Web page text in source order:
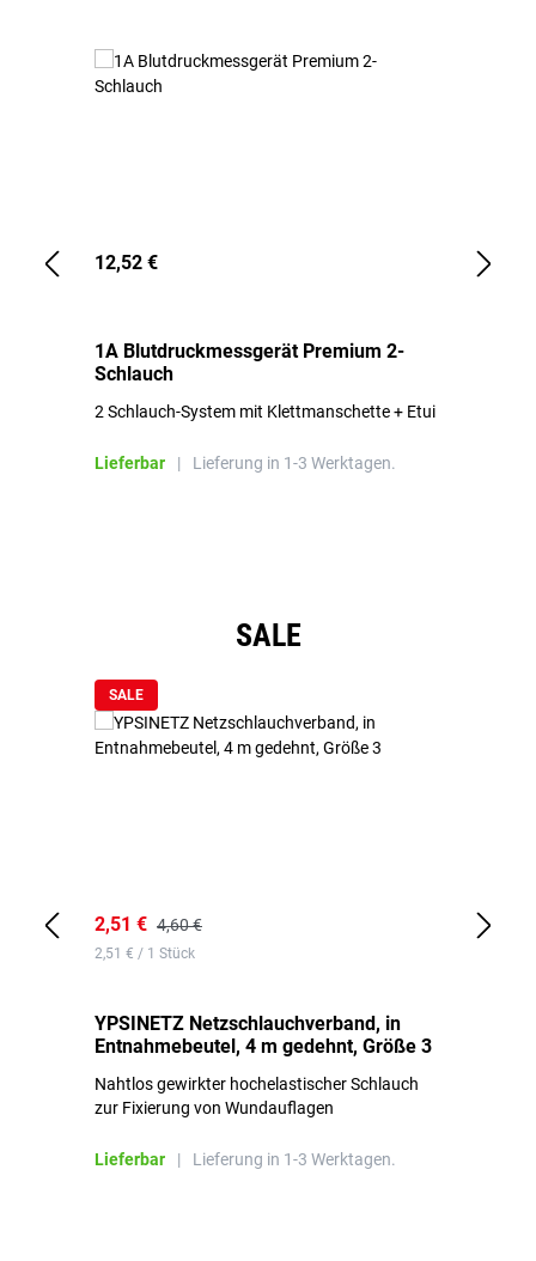
12,52 €
1A Blutdruckmessgerät Premium 2-
Schlauch
2 Schlauch-System mit Klettmanschette + Etui
Lieferbar | Lieferung in 1-3 Werktagen.
SALE
SALE
2,51 € 4,60 €
2,51 € / 1 Stück
YPSINETZ Netzschlauchverband, in
Entnahmebeutel, 4 m gedehnt, Größe 3
Nahtlos gewirkter hochelastischer Schlauch
zur Fixierung von Wundauflagen
Lieferbar | Lieferung in 1-3 Werktagen.